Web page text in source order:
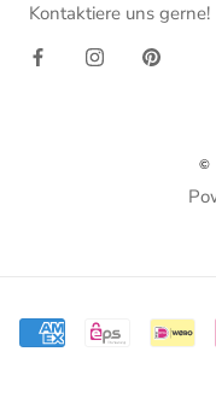
Kontaktiere uns gerne!
©